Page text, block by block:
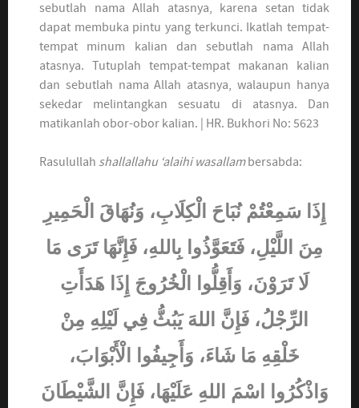
sebutlah nama Allah atasnya, karena setan tidak
dapat membuka pintu yang terkunci. Ikatlah tempat-
tempat minum kalian dan sebutlah nama Allah
atasnya. Tutuplah tempat-tempat makanan kalian
dan sebutlah nama Allah atasnya, walaupun hanya
sekedar melintangkan sesuatu di atasnya. Dan
matikanlah obor-obor kalian. | HR. Bukhori No: 5623
Rasulullah shallallahu ‘alaihi wasallambersabda:
إِذَا سَمِعْتُمْ نُبَاحَ الْكِلَابِ، وَنُهَاقَ الْحَمِيرِ
مِنَ اللَّيْلِ، فَتَعَوَّذُوا بِاللهِ، فَإِنَّهَا تَرَى مَا
لَا تَرَوْنَ، وَأَقِلُّوا الْخُرُوجَ إِذَا هَدَأَتِ
الرِّجْلُ، فَإِنَّ اللهَ يَبُثُّ فِي لَيْلِهِ مِنْ
خَلْقِهِ مَا شَاءَ، وَأَجِيفُوا الْأَبْوَابَ،
وَاذْكُرُوا اسْمَ اللهِ عَلَيْهَا، فَإِنَّ الشَّيْطَانَ